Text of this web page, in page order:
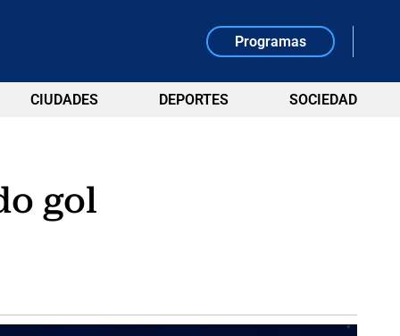
Programas
CIUDADES DEPORTES SOCIEDAD
gol